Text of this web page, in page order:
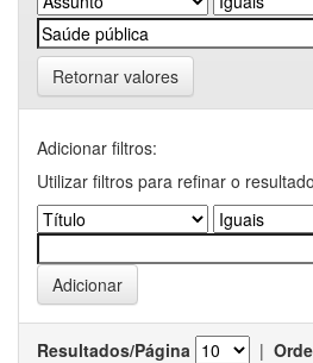
Retornar valores
Adicionar filtros:
Utilizar filtros para refinar o
Resultados/Página |